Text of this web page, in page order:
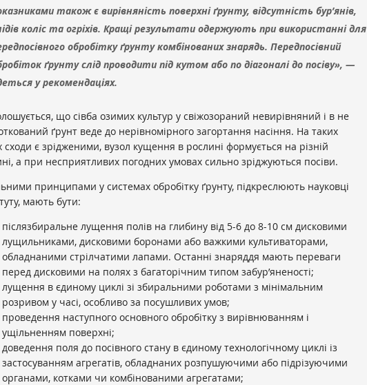
також є вирівняність поверхні ґрунту, відсутність бур’янів,
коліс та огріхів. Кращі результати одержують при використанні для
обробітку ґрунту комбінованих знарядь. Передпосівний
ґрунту слід проводити під кутом або по діагоналі до посіву», —
у рекомендаціях.
що сівба озимих культур у свіжозораний невирівняний і в не
ґрунт веде до нерівномірного загортання насіння. На таких
сходи є зрідженими, вузол кущення в рослині формується на різній
а при несприятливих погодних умовах сильно зріджуються посіви.
принципами у системах обробітку ґрунту, підкреслюють науковці
мають бути:
післязбиральне лущення полів на глибину від 5-6 до 8-10 см дисковими
лущильниками, дисковими боронами або важкими культиваторами,
обладнаними стрілчатими лапами. Останні знаряддя мають переваги
перед дисковими на полях з багаторічним типом забур’яненості;
лущення в єдиному циклі зі збиральними роботами з мінімальним
розривом у часі, особливо за посушливих умов;
проведення наступного основного обробітку з вирівнюванням і
ущільненням поверхні;
доведення поля до посівного стану в єдиному технологічному циклі із
застосуванням агрегатів, обладнаних розпушуючими або підрізуючими
органами, котками чи комбінованими агрегатами;